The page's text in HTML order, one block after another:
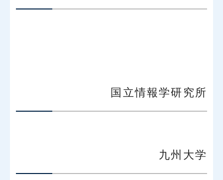
国立情報学研究所
九州大学